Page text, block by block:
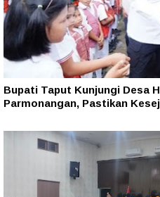
Bupati Taput Kunjungi Desa
Parmonangan, Pastikan